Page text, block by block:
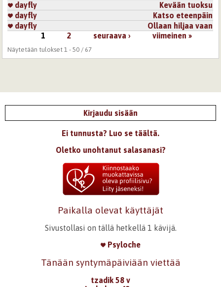
dayfly
Kevään tuoksu
dayfly
Katso eteenpäin
dayfly
Ollaan hiljaa vaan
1 2 seuraava › viimeinen »
Näytetään tulokset 1 - 50 / 67
Kirjaudu sisään
Ei tunnusta? Luo se täältä.
Oletko unohtanut salasanasi?
Paikalla olevat käyttäjät
Sivustollasi on tällä hetkellä 1 kävijä.
Psyloche
Tänään syntymäpäiviään viettää
tzadik 58 v